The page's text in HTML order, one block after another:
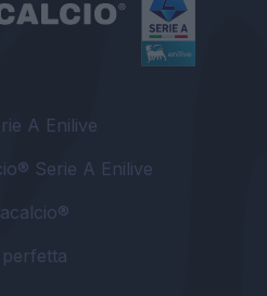
A Enilive
Serie A Enilive